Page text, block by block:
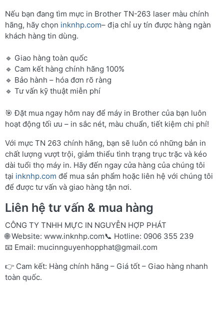
Nếu bạn đang tìm mực in Brother TN-263 laser màu chính
hãng, hãy chọn inknhp.com– địa chỉ uy tín được hàng ngàn
khách hàng tin dùng.
🔹 Giao hàng toàn quốc
🔹 Cam kết hàng chính hãng 100%
🔹 Bảo hành – hóa đơn rõ ràng
🔹 Tư vấn kỹ thuật miễn phí
🎯 Đặt mua ngay hôm nay để máy in Brother của bạn luôn
hoạt động tối ưu – in sắc nét, màu chuẩn, tiết kiệm chi phí!
Với mực TN 263 chính hãng, bạn sẽ luôn có những bản in
chất lượng vượt trội, giảm thiểu tình trạng trục trặc và kéo
dài tuổi thọ máy in. Hãy đến ngay cửa hàng của chúng tôi
tại inknhp.com để mua sản phẩm hoặc liên hệ với chúng tôi
để được tư vấn và giao hàng tận nơi.
Liên hệ tư vấn & mua hàng
CÔNG TY TNHH MỰC IN NGUYỄN HỢP PHÁT
🌐 Website: www.inknhp.com📞 Hotline: 0906 355 239
📧 Email: mucinnguyenhopphat@gmail.com
👉 Cam kết: Hàng chính hãng – Giá tốt – Giao hàng nhanh
toàn quốc.